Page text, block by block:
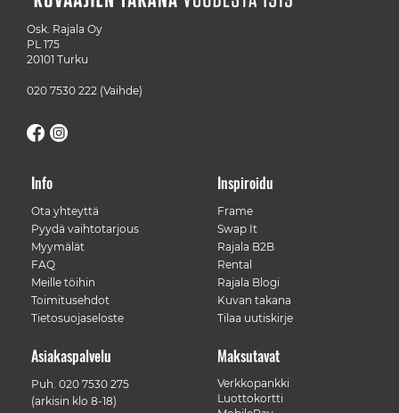
Osk. Rajala Oy
PL 175
20101 Turku
020 7530 222 (Vaihde)
Info
Ota yhteyttä
Pyydä vaihtotarjous
Myymälät
FAQ
Meille töihin
Toimitusehdot
Tietosuojaseloste
Inspiroidu
Frame
Swap It
Rajala B2B
Rental
Rajala Blogi
Kuvan takana
Tilaa uutiskirje
Maksutavat
Verkkopankki
Luottokortti
Asiakaspalvelu
Puh. 020 7530 275
(arkisin klo 8-18)